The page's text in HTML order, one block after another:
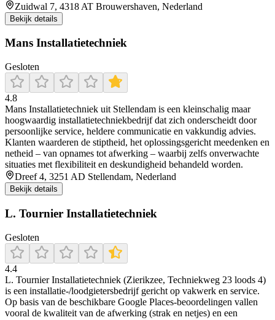
Zuidwal 7, 4318 AT Brouwershaven, Nederland
Bekijk details
Mans Installatietechniek
Gesloten
4.8
Mans Installatietechniek uit Stellendam is een kleinschalig maar
hoogwaardig installatietechniekbedrijf dat zich onderscheidt door
persoonlijke service, heldere communicatie en vakkundig advies.
Klanten waarderen de stiptheid, het oplossingsgericht meedenken en
netheid – van opnames tot afwerking – waarbij zelfs onverwachte
situaties met flexibiliteit en deskundigheid behandeld worden.
Dreef 4, 3251 AD Stellendam, Nederland
Bekijk details
L. Tournier Installatietechniek
Gesloten
4.4
L. Tournier Installatietechniek (Zierikzee, Techniekweg 23 loods 4)
is een installatie-/loodgietersbedrijf gericht op vakwerk en service.
Op basis van de beschikbare Google Places-beoordelingen vallen
vooral de kwaliteit van de afwerking (strak en netjes) en een